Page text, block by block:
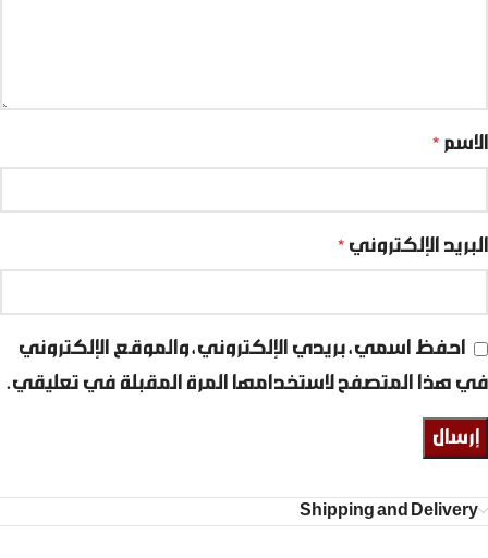
الاسم *
البريد الإلكتروني *
احفظ اسمي، بريدي الإلكتروني، والموقع الإلكتروني
في هذا المتصفح لاستخدامها المرة المقبلة في تعليقي.
Shipping and Delivery